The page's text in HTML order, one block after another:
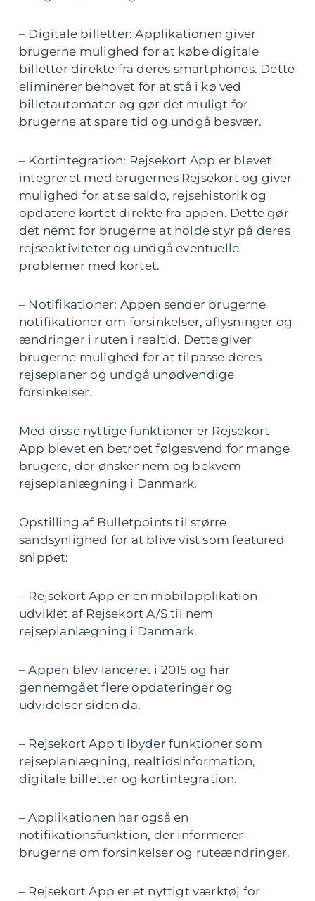
– Digitale billetter: Applikationen giver
brugerne mulighed for at købe digitale
billetter direkte fra deres smartphones. Dette
eliminerer behovet for at stå i kø ved
billetautomater og gør det muligt for
brugerne at spare tid og undgå besvær.
– Kortintegration: Rejsekort App er blevet
integreret med brugernes Rejsekort og giver
mulighed for at se saldo, rejsehistorik og
opdatere kortet direkte fra appen. Dette gør
det nemt for brugerne at holde styr på deres
rejseaktiviteter og undgå eventuelle
problemer med kortet.
– Notifikationer: Appen sender brugerne
notifikationer om forsinkelser, aflysninger og
ændringer i ruten i realtid. Dette giver
brugerne mulighed for at tilpasse deres
rejseplaner og undgå unødvendige
forsinkelser.
Med disse nyttige funktioner er Rejsekort
App blevet en betroet følgesvend for mange
brugere, der ønsker nem og bekvem
rejseplanlægning i Danmark.
Opstilling af Bulletpoints til større
sandsynlighed for at blive vist som featured
snippet:
– Rejsekort App er en mobilapplikation
udviklet af Rejsekort A/S til nem
rejseplanlægning i Danmark.
– Appen blev lanceret i 2015 og har
gennemgået flere opdateringer og
udvidelser siden da.
– Rejsekort App tilbyder funktioner som
rejseplanlægning, realtidsinformation,
digitale billetter og kortintegration.
– Applikationen har også en
notifikationsfunktion, der informerer
brugerne om forsinkelser og ruteændringer.
– Rejsekort App er et nyttigt værktøj for